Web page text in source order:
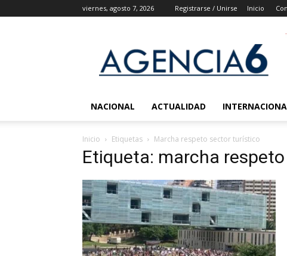
viernes, agosto 7, 2026 Registrarse / Unirse Inicio
6
Noticias
NACIONAL ACTUALIDAD
Inicio Etiquetas Marcha respeto sector turístico
Etiqueta: marcha